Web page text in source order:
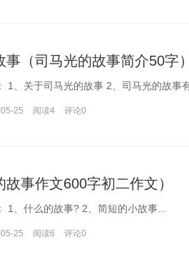
事（司马光的故事简介50字）
本文目录一览： 1、关于司马光的故事 2、司
25 阅读4 评论0
故事作文600字初二作文）
本文目录一览： 1、什么的故事? 2、简短的小故事...
25 阅读6 评论0